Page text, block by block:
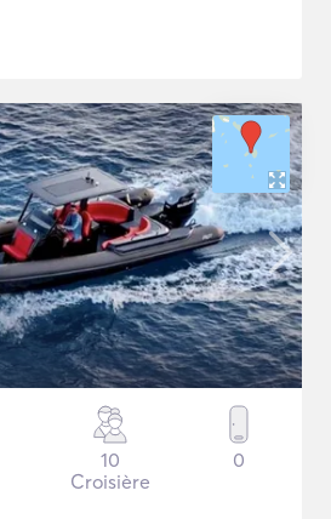
10
Croisière
0